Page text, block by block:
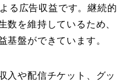
る広告収益です。継続的
数を維持しているため、
基盤ができています。
入や配信チケット、グッ